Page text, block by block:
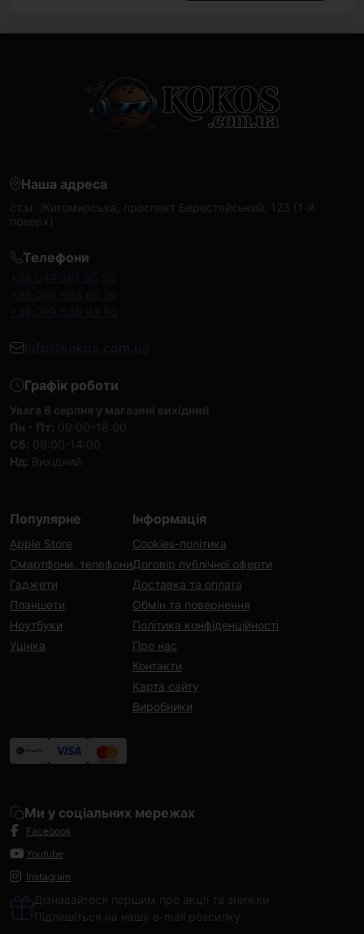
Наша адреса
ст.м. Житомирська, проспект Берестейський, 123 (1-й
поверх)
Телефони
+38 044 361 65 85
+38 098 963 60 26
+38 099 538 93 93
info@kokos.com.ua
Графік роботи
Увага 8 серпня у магазині вихідний
Пн - Пт: 09:00–18:00
Сб: 09:00-14:00
Нд: Вихідний
Популярне
Apple Store
Смартфони, телефони
Гаджети
Планшети
Ноутбуки
Уцінка
Інформація
Cookies-політика
Договір публічної оферти
Доставка та оплата
Обмін та повернення
Політика конфіденційності
Про нас
Контакти
Карта сайту
Виробники
Ми у соціальних мережах
Facebook
Youtube
Instagram
Дізнавайтеся першим про акції та знижки
Підпишіться на нашу e-mail розсилку